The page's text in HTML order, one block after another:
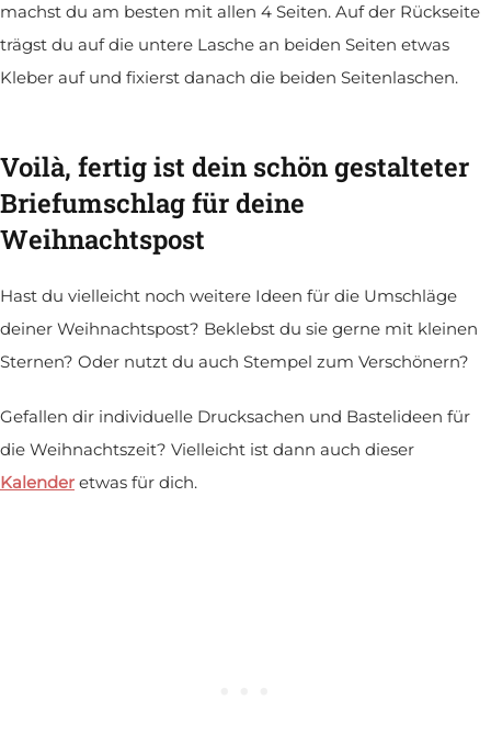
machst du am besten mit allen 4 Seiten. Auf der Rückseite
trägst du auf die untere Lasche an beiden Seiten etwas
Kleber auf und fixierst danach die beiden Seitenlaschen.
Voilà, fertig ist dein schön gestalteter
Briefumschlag für deine
Weihnachtspost
Hast du vielleicht noch weitere Ideen für die Umschläge
deiner Weihnachtspost? Beklebst du sie gerne mit kleinen
Sternen? Oder nutzt du auch Stempel zum Verschönern?
Gefallen dir individuelle Drucksachen und Bastelideen für
die Weihnachtszeit? Vielleicht ist dann auch dieser
Kalender etwas für dich.